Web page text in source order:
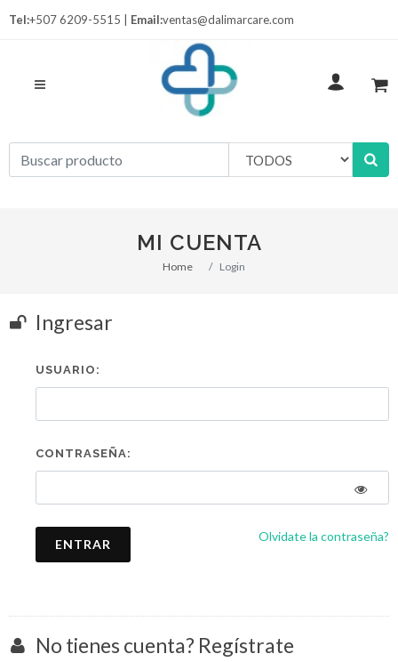
Tel:+507 6209-5515 | Email:ventas@dalimarcare.com
MI CUENTA
Home Login
Ingresar
USUARIO:
CONTRASEÑA:
ENTRAR
Olvidate la contraseña?
No tienes cuenta? Regístrate